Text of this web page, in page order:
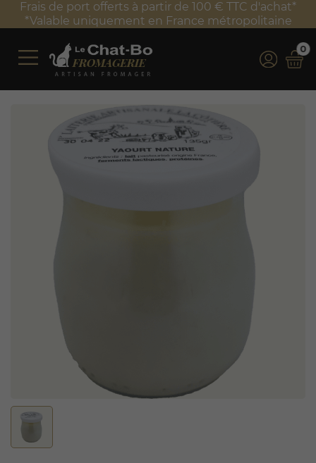
Frais de port offerts à partir de 100 € TTC d'achat*
*Valable uniquement en France métropolitaine
0